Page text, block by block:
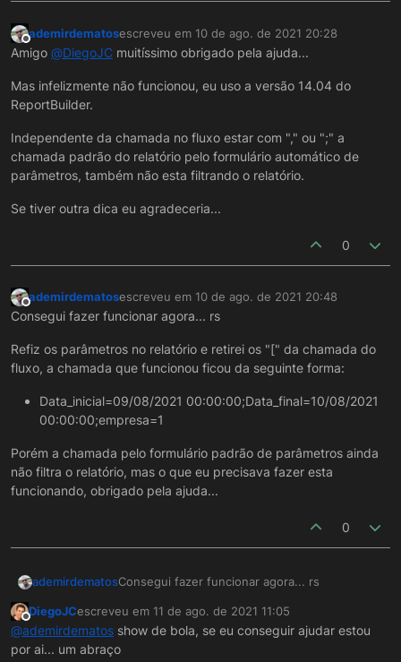
Offline
ademirdematosescreveu em 10 de ago. de 2021 20:28
última edição por
Amigo @DiegoJC muitíssimo obrigado pela ajuda...
Mas infelizmente não funcionou, eu uso a versão 14.04 do
ReportBuilder.
Independente da chamada no fluxo estar com "," ou ";" a
chamada padrão do relatório pelo formulário automático de
parâmetros, também não esta filtrando o relatório.
Se tiver outra dica eu agradeceria...
0
Offline
ademirdematosescreveu em 10 de ago. de 2021 20:48
última edição por
Consegui fazer funcionar agora... rs
Refiz os parâmetros no relatório e retirei os "[" da chamada do
fluxo, a chamada que funcionou ficou da seguinte forma:
Data_inicial=09/08/2021 00:00:00;Data_final=10/08/2021
00:00:00;empresa=1
Porém a chamada pelo formulário padrão de parâmetros ainda
não filtra o relatório, mas o que eu precisava fazer esta
funcionando, obrigado pela ajuda...
0
ademirdematosConsegui fazer funcionar agora... rs
Refiz os parâmetros no relatório e retirei os "["
da chamada do fluxo, a chamada que
funcionou ficou da seguinte forma:
Offline
DiegoJCescreveu em 11 de ago. de 2021 11:05
última edição por
@ademirdematos show de bola, se eu conseguir ajudar estou
por ai... um abraço